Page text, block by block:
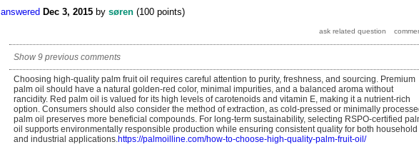
answered Dec 3, 2015 by søren (100 points)
Show 9 previous comments
Choosing high-quality palm fruit oil requires careful attention to purity, freshness, and sourcing. Premium
palm oil should have a natural golden-red color, minimal impurities, and a balanced aroma without
rancidity. Red palm oil is valued for its high levels of carotenoids and vitamin E, making it a nutrient-rich
option. Consumers should also consider the method of extraction, as cold-pressed or minimally
palm oil preserves more beneficial compounds. For long-term sustainability, selecting RSPO-certified
oil supports environmentally responsible production while ensuring consistent quality for both household
and industrial applications. https://palmoilline.com/how-to-choose-high-quality-palm-fruit-oil/